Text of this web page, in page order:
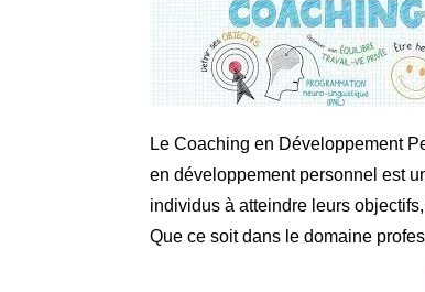
Le Coaching en Développement
en développement personnel est
individus à atteindre leurs
Que ce soit dans le domaine